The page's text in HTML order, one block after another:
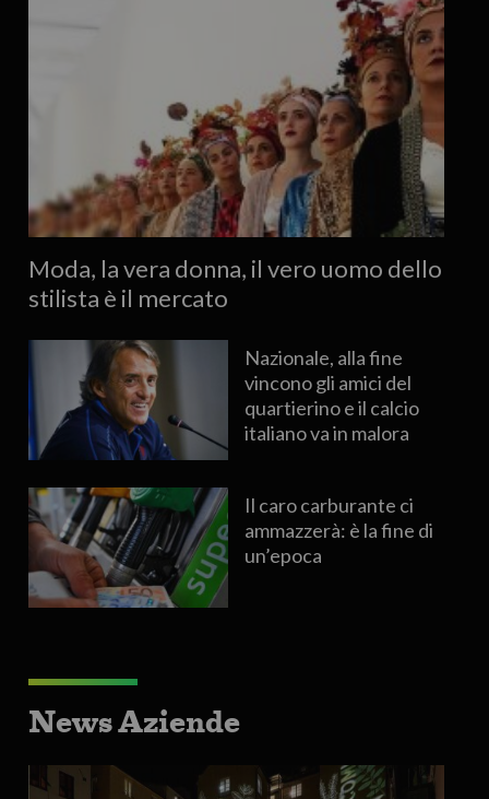
Moda, la vera donna, il vero uomo dello
stilista è il mercato
Nazionale, alla fine
vincono gli amici del
quartierino e il calcio
italiano va in malora
Il caro carburante ci
ammazzerà: è la fine di
un’epoca
News Aziende